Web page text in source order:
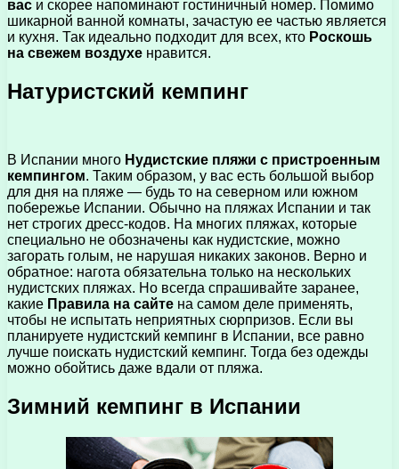
вас и скорее напоминают гостиничный номер. Помимо
шикарной ванной комнаты, зачастую ее частью является
и кухня. Так идеально подходит для всех, кто Роскошь
на свежем воздухе нравится.
Натуристский кемпинг
В Испании много Нудистские пляжи с пристроенным
кемпингом. Таким образом, у вас есть большой выбор
для дня на пляже — будь то на северном или южном
побережье Испании. Обычно на пляжах Испании и так
нет строгих дресс-кодов. На многих пляжах, которые
специально не обозначены как нудистские, можно
загорать голым, не нарушая никаких законов. Верно и
обратное: нагота обязательна только на нескольких
нудистских пляжах. Но всегда спрашивайте заранее,
какие Правила на сайте на самом деле применять,
чтобы не испытать неприятных сюрпризов. Если вы
планируете нудистский кемпинг в Испании, все равно
лучше поискать нудистский кемпинг. Тогда без одежды
можно обойтись даже вдали от пляжа.
Зимний кемпинг в Испании